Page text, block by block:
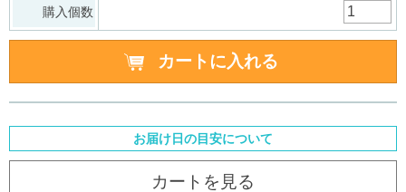
購入個数
お届け日の目安について
カートを見る